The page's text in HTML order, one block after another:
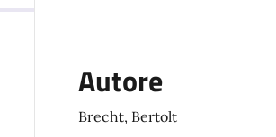
Autore
Brecht, Bertolt